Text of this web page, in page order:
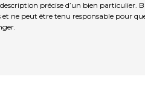
précise d’un bien particulier.
ne peut être tenu responsable pour